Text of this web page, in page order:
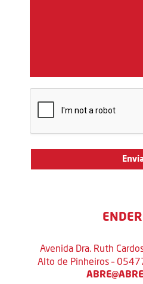
Avenida Dra. Ruth
Alto de Pinheiros –